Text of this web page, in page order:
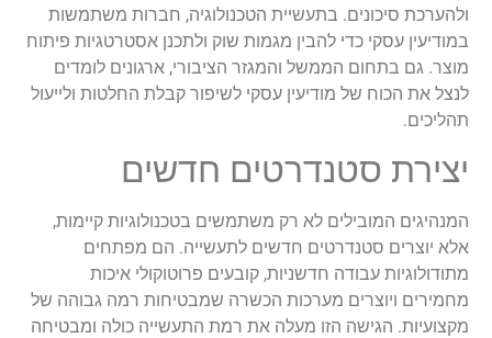
ולהערכת סיכונים. בתעשיית הטכנולוגיה, חברות משתמשות
במודיעין עסקי כדי להבין מגמות שוק ולתכנן אסטרטגיות פיתוח
מוצר. גם בתחום הממשל והמגזר הציבורי, ארגונים לומדים
לנצל את הכוח של מודיעין עסקי לשיפור קבלת החלטות ולייעול
תהליכים.
יצירת סטנדרטים חדשים
המנהיגים המובילים לא רק משתמשים בטכנולוגיות קיימות,
אלא יוצרים סטנדרטים חדשים לתעשייה. הם מפתחים
מתודולוגיות עבודה חדשניות, קובעים פרוטוקולי איכות
מחמירים ויוצרים מערכות הכשרה שמבטיחות רמה גבוהה של
מקצועיות. הגישה הזו מעלה את רמת התעשייה כולה ומבטיחה